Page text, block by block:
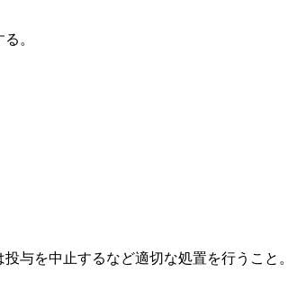
。
与を中止するなど適切な処置を行うこと。